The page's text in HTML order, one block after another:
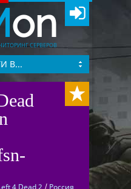
on
СЕРВЕРОВ
В...
4 Dead 2 / Россия